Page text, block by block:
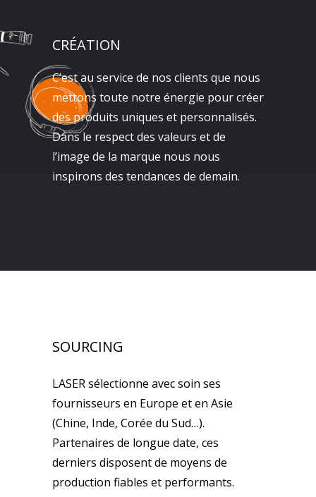
CRÉATION
C’est au service de nos clients que nous
mettons toute notre énergie pour créer
des produits uniques et personnalisés.
Dans le respect des valeurs et de
l’image de la marque nous nous
inspirons des tendances de demain.
SOURCING
LASER sélectionne avec soin ses
fournisseurs en Europe et en Asie
(Chine, Inde, Corée du Sud…).
Partenaires de longue date, ces
derniers disposent de moyens de
production fiables et performants.